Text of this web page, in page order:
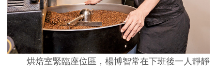
烘焙室緊臨座位區，楊博智常在下班後一人靜靜